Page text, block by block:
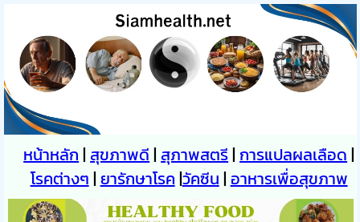
หน้าหลัก | สุขภาพดี | สุภาพสตรี|การแปลผลเลือด |
โรคต่างๆ | ยารักษาโรค |วัคซีน | อาหารเพื่อสุขภาพ